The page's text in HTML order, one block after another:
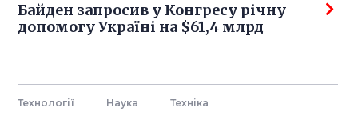
Байден запросив у Конгресу річну
допомогу Україні на $61,4 млрд
Технології Наука Технiка